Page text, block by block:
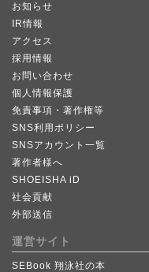
お知らせ
IR情報
アクセス
採用情報
お問い合わせ
個人情報保護
免責事項・著作権等
SNS利用ポリシー
SNSアカウント一覧
著作者様へ
SHOEISHA iD
社会貢献
外部送信
運営サイト
SEBook 翔泳社の本